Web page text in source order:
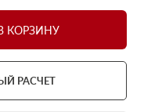
КОРЗИНУ
РАСЧЕТ